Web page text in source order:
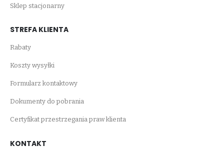
Sklep stacjonarny
STREFA KLIENTA
Rabaty
Koszty wysyłki
Formularz kontaktowy
Dokumenty do pobrania
Certyfikat przestrzegania praw klienta
KONTAKT